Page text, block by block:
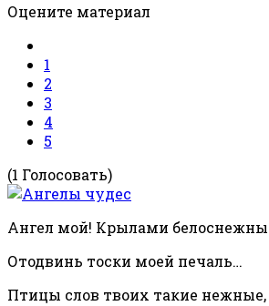
Оцените материал
1
2
3
4
5
(1 Голосовать)
Ангел мой! Крылами
Отодвинь тоски моей печаль…
Птицы слов твоих такие нежные,